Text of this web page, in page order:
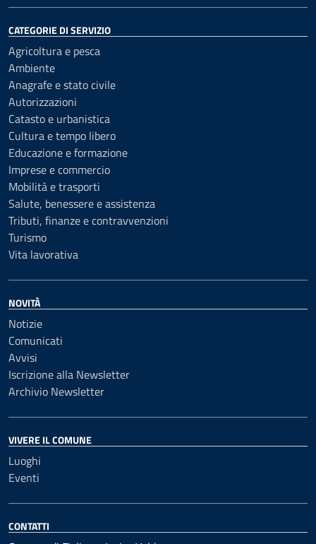
CATEGORIE DI SERVIZIO
Agricoltura e pesca
Ambiente
Anagrafe e stato civile
Autorizzazioni
Catasto e urbanistica
Cultura e tempo libero
Educazione e formazione
Imprese e commercio
Mobilità e trasporti
Salute, benessere e assistenza
Tributi, finanze e contravvenzioni
Turismo
Vita lavorativa
NOVITÀ
Notizie
Comunicati
Avvisi
Iscrizione alla Newsletter
Archivio Newsletter
VIVERE IL COMUNE
Luoghi
Eventi
CONTATTI